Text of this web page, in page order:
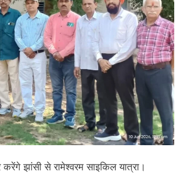
झांसी से रामेश्वरम साइकिल यात्रा।